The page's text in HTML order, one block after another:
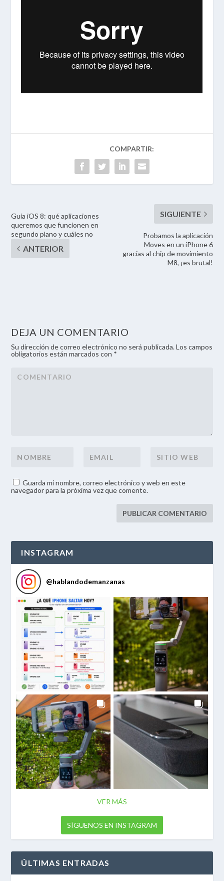
Guía iOS 8: qué aplicaciones
queremos que funcionen en
segundo plano y cuáles no
Probamos la aplicación
Moves en un iPhone 6
gracias al chip de movimiento
M8, ¡es brutal!
DEJA UN COMENTARIO
Su dirección de correo electrónico no será publicada. Los campos
obligatorios están marcados con *
Guarda mi nombre, correo electrónico y web en este
navegador para la próxima vez que comente.
INSTAGRAM
@hablandodemanzanas
VER MÁS
SÍGUENOS EN INSTAGRAM
ÚLTIMAS ENTRADAS